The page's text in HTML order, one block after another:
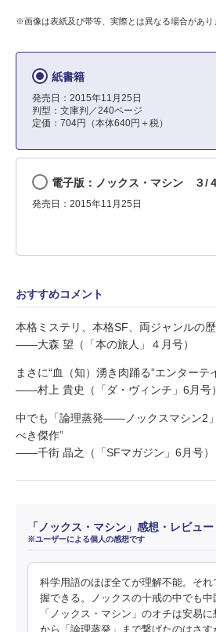
※画像は表紙及び帯等、実際とは異なる場合があり
紙書籍
発売日：2015年11月25日
判型：文庫判／240ページ
定価：704円（本体640円＋税）
電子版：ノックス・マシン ３/
発売日：2015年11月25日
おすすめコメント
本格ミステリ、本格SF、両ジャンルの
――大森 望（「本の旅人」４月号）
まさに“血（知）湧き肉踊る”エンターテ
――村上 貴史（「ダ・ヴィンチ」6月号）
中でも「論理蒸発――ノックスマシン2
べき傑作”
――千街 晶之（「SFマガジン」6月号）
「ノックス・マシン」感想・レビュー
※ユーザーによる個人の感想です
科学用語のほぼ全てが理解不能。そ
握できる。ノックスの十戒の中でも中
「ノックス・マシン」のオチは安易
から「論理蒸発」まで繋げたのはさす